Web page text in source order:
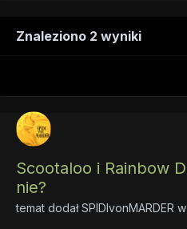
Znaleziono 2 wyniki
Scootaloo i Rainbow
nie?
temat dodałSPIDIvonMARDER w